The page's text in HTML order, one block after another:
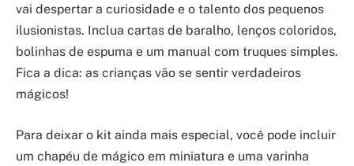
vai despertar a curiosidade e o talento dos pequenos
ilusionistas. Inclua cartas de baralho, lenços coloridos,
bolinhas de espuma e um manual com truques simples.
Fica a dica: as crianças vão se sentir verdadeiros
mágicos!
Para deixar o kit ainda mais especial, você pode incluir
um chapéu de mágico em miniatura e uma varinha